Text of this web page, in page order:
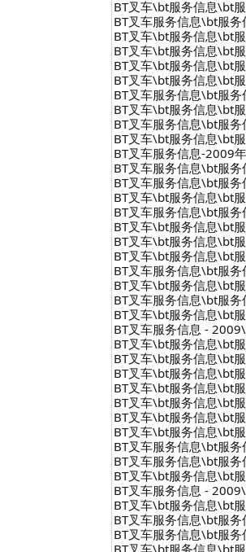
BT叉车\bt服务信息\bt
BT叉车服务信息\bt服
BT叉车\bt服务信息\bt
BT叉车\bt服务信息\bt
BT叉车\bt服务信息\bt
BT叉车\bt服务信息\bt
BT叉车服务信息\bt服
BT叉车\bt服务信息\bt
BT叉车服务信息\bt服
BT叉车\bt服务信息\bt
BT叉车服务信息-2009
BT叉车服务信息\bt服
BT叉车服务信息\bt服
BT叉车\bt服务信息\bt
BT叉车服务信息\bt服
BT叉车\bt服务信息\bt
BT叉车\bt服务信息\bt
BT叉车\bt服务信息\bt
BT叉车服务信息\bt服
BT叉车\bt服务信息\bt
BT叉车服务信息\bt服
BT叉车\bt服务信息\bt
BT叉车服务信息 -
BT叉车\bt服务信息\bt
BT叉车\bt服务信息\bt
BT叉车\bt服务信息\bt
BT叉车\bt服务信息\bt
BT叉车\bt服务信息\bt
BT叉车\bt服务信息\bt
BT叉车\bt服务信息\bt
BT叉车服务信息\bt服
BT叉车服务信息\bt服
BT叉车\bt服务信息\bt
BT叉车服务信息 -
BT叉车\bt服务信息\bt
BT叉车服务信息\bt服
BT叉车服务信息\bt服
BT叉车\bt服务信息\bt